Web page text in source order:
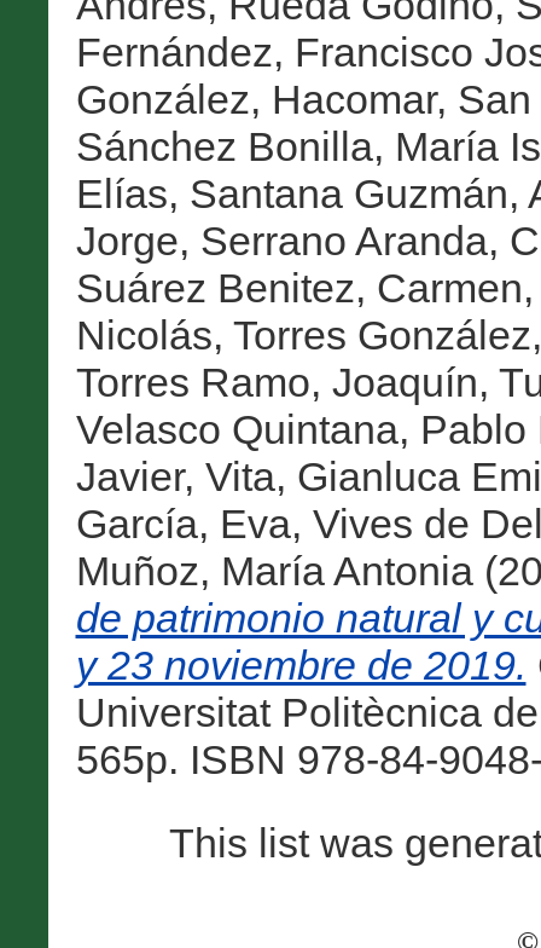
Fernández, Francisco
González, Hacomar,
Sánchez Bonilla, María
Elías, Santana Guzmán,
Jorge, Serrano Aranda,
Suárez Benitez, Carmen
Nicolás, Torres
Torres Ramo, Joaquín,
Velasco Quintana, Pablo
Javier, Vita, Gianluca
García, Eva, Vives de
Muñoz, María Antonia
de patrimonio natural y
y 23 noviembre de 2019.
Universitat Politècnica
565p. ISBN 978-84-
This list was